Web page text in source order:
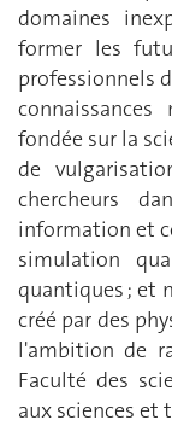
domaines
former les
professionnels
fondée sur la
de
chercheurs
information et
simulation
quantiques ; et
créé par des
l'ambition de
Faculté des
aux sciences et